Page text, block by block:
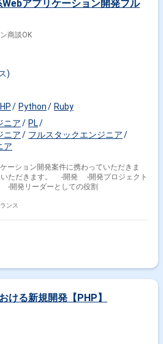
アプリケーション開発フル
商談OK
)
Python
Ruby
ニア
PL
ニア
フルスタックエンジニア
ア
ーション開発案件に携わっていただきま
いただきます。 -開発 -開発プロジェクト
-開発リーダーとしての役割
ンス
ける新規開発【PHP】